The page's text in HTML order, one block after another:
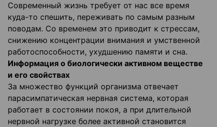
Современный жизнь требует от нас все время
куда-то спешить, переживать по самым разным
поводам. Со временем это приводит к стрессам,
снижению концентрации внимания и умственной
работоспособности, ухудшению памяти и сна.
Информация о биологически активном веществе
и его свойствах
За множество функций организма отвечает
парасимпатическая нервная система, которая
работает в состоянии покоя, а при длительной
нервной нагрузке более активной становится